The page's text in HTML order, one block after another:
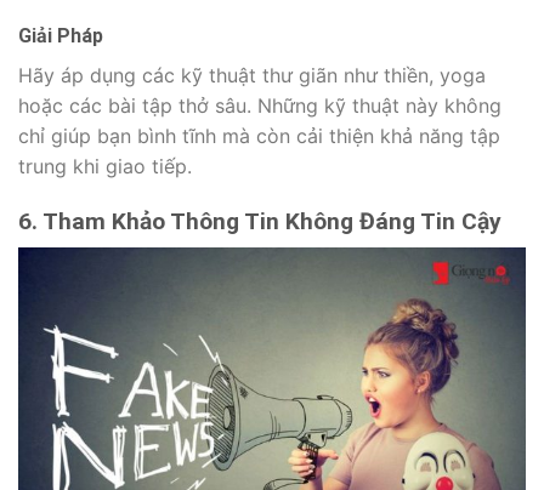
Giải Pháp
Hãy áp dụng các kỹ thuật thư giãn như thiền, yoga
hoặc các bài tập thở sâu. Những kỹ thuật này không
chỉ giúp bạn bình tĩnh mà còn cải thiện khả năng tập
trung khi giao tiếp.
6. Tham Khảo Thông Tin Không Đáng Tin Cậy